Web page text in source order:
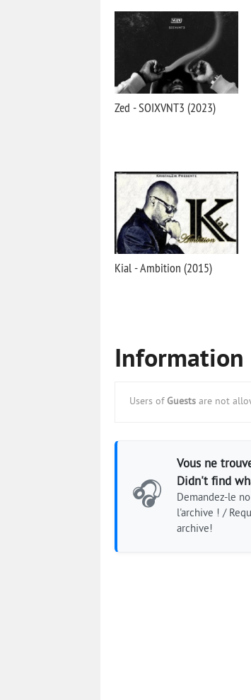
Zed - SOIXVNT3 (2023)
Kial - Ambition (2015)
Information
Users of Guests are not
🎧
Vous ne
Didn't find
Demandez-le
l'archive ! /
archive!